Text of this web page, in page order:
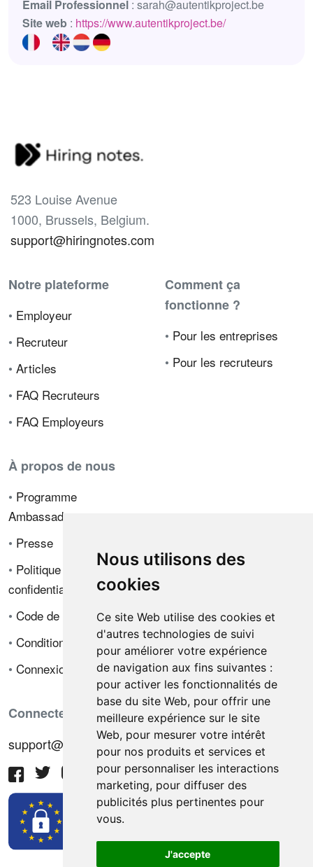
Nous utilisons des
cookies
Ce site Web utilise des cookies et
d'autres technologies de suivi
pour améliorer votre expérience
de navigation aux fins suivantes :
pour activer les fonctionnalités de
base du site Web, pour offrir une
meilleure expérience sur le site
Web, pour mesurer votre intérêt
pour nos produits et services et
pour personnaliser les interactions
marketing, pour diffuser des
publicités plus pertinentes pour
vous.
J'accepte
Email Professionnel : sarah@autentikproject.be
Site web : https://www.autentikproject.be/
523 Louise Avenue
1000, Brussels, Belgium.
support@hiringnotes.com
Notre plateforme
• Employeur
• Recruteur
• Articles
• FAQ Recruteurs
• FAQ Employeurs
Comment ça
fonctionne ?
• Pour les entreprises
• Pour les recruteurs
À propos de nous
• Programme
Ambassadeur
• Presse
• Politique de
confidentialité
• Code de déontologie
• Conditions de vente
• Connexion
Connectez-vous avec nous
support@hiringnotes.com